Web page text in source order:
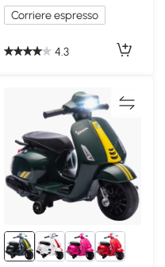
Corriere espresso
4.3